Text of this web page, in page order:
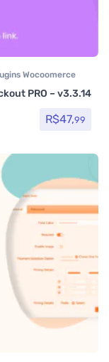
Wocoomerce
PRO – v3.3.14
R$47,99